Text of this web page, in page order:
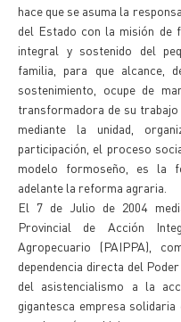
hace que se asuma la
del Estado con la misión de
integral y sostenido del
familia, para que alcance,
sostenimiento, ocupe de
transformadora de su
mediante la unidad,
participación, el proceso
modelo formoseño, es la
adelante la reforma agraria.
El 7 de Julio de 2004
Provincial de Acción
Agropecuario (PAIPPA),
dependencia directa del
del asistencialismo a la
gigantesca empresa